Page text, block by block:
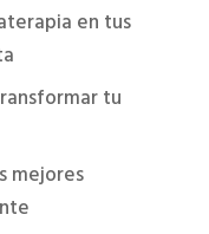
en tus
tu
mejores